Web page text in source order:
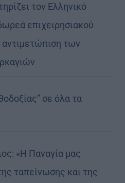
τον Ελληνικό
επιχειρησιακού
αντιμετώπιση των
σε όλα τα
«Η Παναγία μας
ταπείνωσης και της